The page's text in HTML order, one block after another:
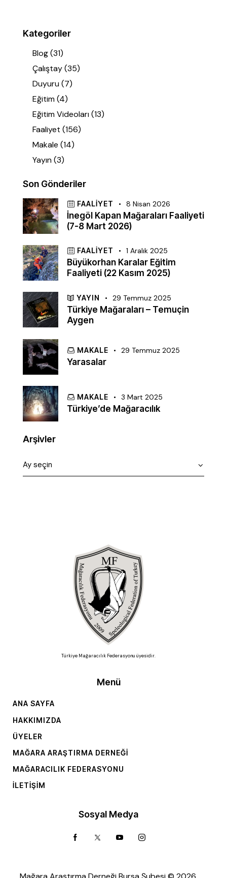
Kategoriler
Blog(31)
Çalıştay(35)
Duyuru(7)
Eğitim(4)
Eğitim Videoları(13)
Faaliyet (156)
Makale (14)
Yayın(3)
Son Gönderiler
FAALIYET 8 Nisan 2026
İnegöl Kapan Mağaraları Faaliyeti
(7-8 Mart 2026)
FAALIYET 1 Aralık 2025
Büyükorhan Karalar Eğitim
Faaliyeti (22 Kasım 2025)
YAYIN 29 Temmuz 2025
Türkiye Mağaraları – Temuçin
Aygen
MAKALE 29 Temmuz 2025
Yarasalar
MAKALE 3 Mart 2025
Türkiye’de Mağaracılık
Arşivler
Türkiye Mağaracılık Federasyonu üyesidir.
Menü
ANA SAYFA
HAKKIMIZDA
ÜYELER
MAĞARA ARAŞTIRMA DERNEĞI
MAĞARACILIK FEDERASYONU
İLETIŞIM
Sosyal Medya